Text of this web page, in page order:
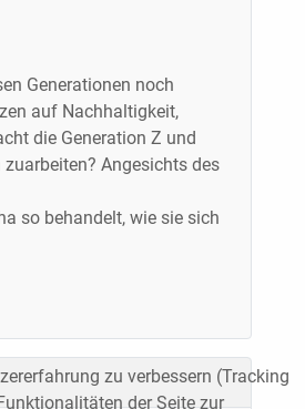
Generationen noch
auf Nachhaltigkeit,
die Generation Z und
Angesichts des
so behandelt, wie sie sich
zu verbessern (Tracking
der Seite zur